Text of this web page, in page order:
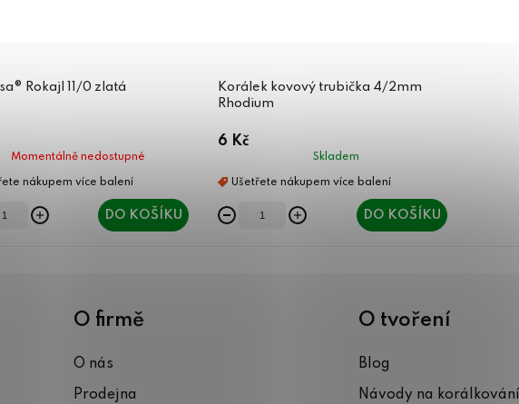
Rokajl 11/0 zlatá
Momentálně nedostupné
DO KOŠÍKU
Korálek kovový trubička 4/2mm
Rhodium
6 Kč
Skladem
DO KOŠÍKU
O firmě
O nás
Prodejna
O tvoření
Blog
Návody na korálkování